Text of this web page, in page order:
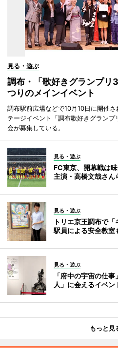
見る・遊ぶ
調布・「歌好きグランプ
つりのメインイベント
調布駅前広場などで10月10日に開催
テージイベント「調布歌好きグラン
会が募集している。
見る・遊ぶ
FC東京、開幕戦は
主演・高橋文哉さん
見る・遊ぶ
トリエ京王調布で
駅員による安全教室
見る・遊ぶ
「府中の宇宙の仕
人」に会えるイベン
もっと見